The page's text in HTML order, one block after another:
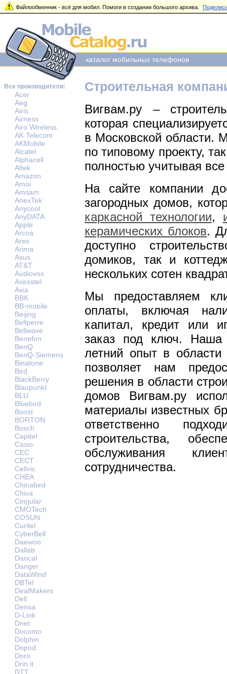
Файлообменник - всё для мобил. Помоги в создании большого архива.
Все производители:
Acer
Aeg
Airis
Airness
Airo Wireless
AK Telecom
AKMobile
Alcatel
Alphacell
Altek
Amazon
Amoi
Amsam
AnexTek
Anycool
AnyDATA
Apple
Arcoa
Ares
Arima
Asus
AT&T
Audiovox
Axesstel
Axia
BBK
BB-mobile
Beijing
Bellperre
Bellwave
Benefon
BenQ
BenQ-Siemens
Binatone
Bird
BlackBerry
Blaupunkt
BLU
Bluebird
Boost
BORTON
Bosch
Capitel
Casio
CEC
CECT
Cellvic
CHEA
Chinabird
Chiva
Cingular
CMOTech
COSUN
Curitel
CyberBell
Daewoo
Dallab
Dancal
Danger
DataWind
DBTel
DealMakers
Dell
Densa
D-Link
Dnet
Docomo
Dolphin
Dopod
Doro
Drin.it
DTT
каталог мобильных телефонов
Строительная
Вигвам.ру –
которая
в Московской
по типовому проекту,
полностью учитывая
На сайте компании
загородных домов,
каркасной технологии,
керамических блоков.
доступно
домиков, так и
нескольких сотен
Мы предоставляем
оплаты, включая
капитал, кредит или
заказ под ключ. Наша
летний опыт в области
позволяет нам
решения в области
домов Вигвам.ру
материалы известных
ответственно
строительства,
обслуживания
сотрудничества.